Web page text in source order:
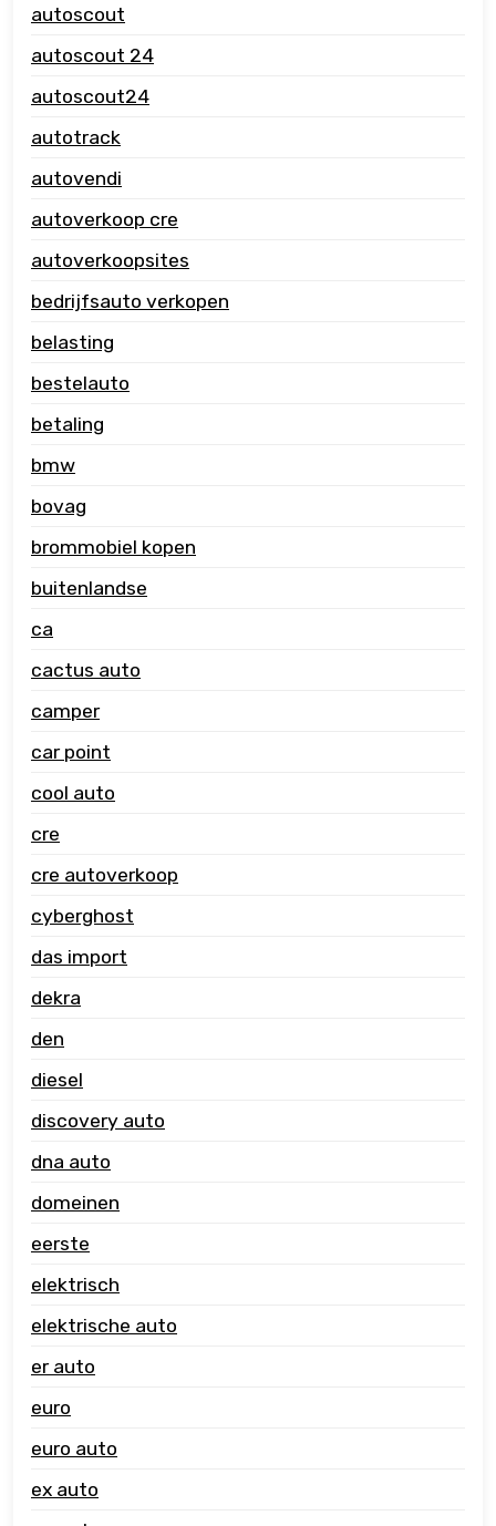
autoscout
autoscout 24
autoscout24
autotrack
autovendi
autoverkoop cre
autoverkoopsites
bedrijfsauto verkopen
belasting
bestelauto
betaling
bmw
bovag
brommobiel kopen
buitenlandse
ca
cactus auto
camper
car point
cool auto
cre
cre autoverkoop
cyberghost
das import
dekra
den
diesel
discovery auto
dna auto
domeinen
eerste
elektrisch
elektrische auto
er auto
euro
euro auto
ex auto